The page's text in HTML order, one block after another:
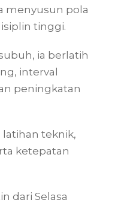
menyusun pola
tinggi.
ia berlatih
interval
peningkatan
latihan teknik,
ketepatan
dari Selasa